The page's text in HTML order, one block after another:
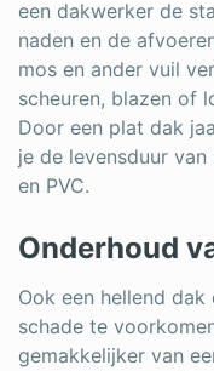
een dakwerker de
naden en de
mos en ander vuil
scheuren, blazen of
Door een plat dak
je de levensduur
en PVC.
Onderhoud
Ook een hellend
schade te
gemakkelijker van